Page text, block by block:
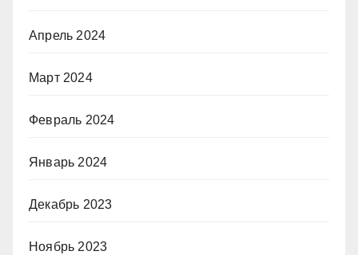
Апрель 2024
Март 2024
Февраль 2024
Январь 2024
Декабрь 2023
Ноябрь 2023